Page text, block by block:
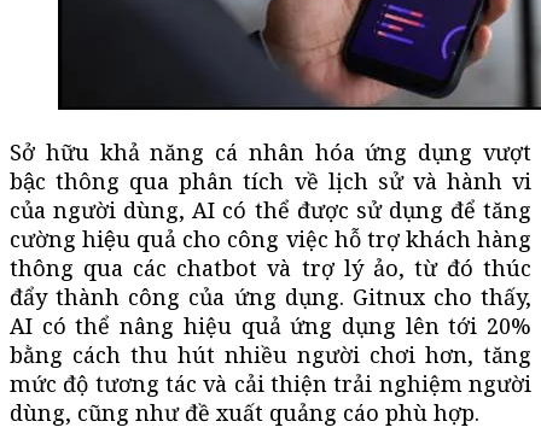
Sở hữu khả năng cá nhân hóa ứng dụng vượt
bậc thông qua phân tích về lịch sử và hành vi
của người dùng, AI có thể được sử dụng để tăng
cường hiệu quả cho công việc hỗ trợ khách hàng
thông qua các chatbot và trợ lý ảo, từ đó thúc
đẩy thành công của ứng dụng. Gitnux cho thấy,
AI có thể nâng hiệu quả ứng dụng lên tới 20%
bằng cách thu hút nhiều người chơi hơn, tăng
mức độ tương tác và cải thiện trải nghiệm người
dùng, cũng như đề xuất quảng cáo phù hợp.